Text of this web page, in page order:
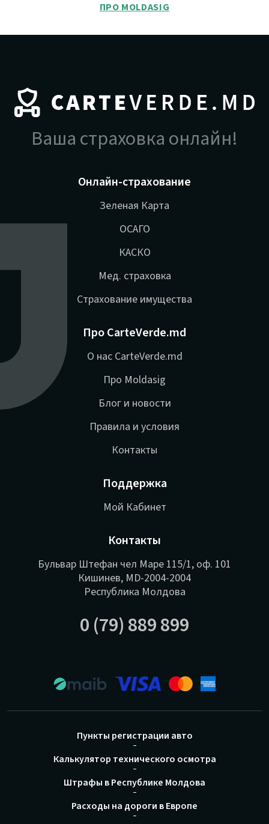
ПРО MOLDASIG
Ваша страховка онлайн!
Онлайн-страхование
Зеленая Карта
ОСАГО
КАСКО
Мед. страховка
Страхование имущества
Про CarteVerde.md
О нас CarteVerde.md
Про Moldasig
Блог и новости
Правила и условия
Контакты
Поддержка
Мой Кабинет
Контакты
Бульвар Штефан чел Маре 115/1, оф. 101
Кишинев, MD-2004-2004
Республика Молдова
0 (79) 889 899
Пункты регистрации авто
Калькулятор технического осмотра
Штрафы в Республике Молдова
Расходы на дороги в Европе